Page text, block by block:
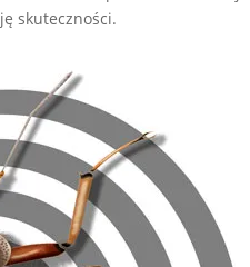
skuteczności.